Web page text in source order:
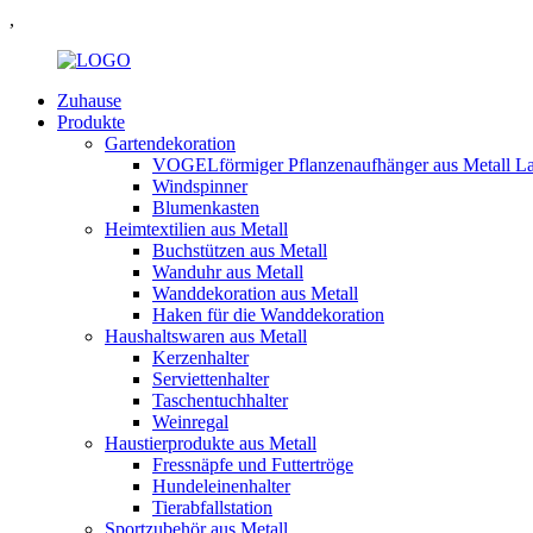
,
Zuhause
Produkte
Gartendekoration
VOGELförmiger Pflanzenaufhänger aus Metall
Windspinner
Blumenkasten
Heimtextilien aus Metall
Buchstützen aus Metall
Wanduhr aus Metall
Wanddekoration aus Metall
Haken für die Wanddekoration
Haushaltswaren aus Metall
Kerzenhalter
Serviettenhalter
Taschentuchhalter
Weinregal
Haustierprodukte aus Metall
Fressnäpfe und Futtertröge
Hundeleinenhalter
Tierabfallstation
Sportzubehör aus Metall